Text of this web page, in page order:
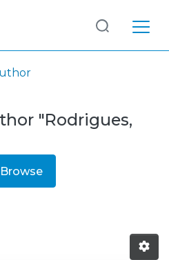
"Rodrigues,